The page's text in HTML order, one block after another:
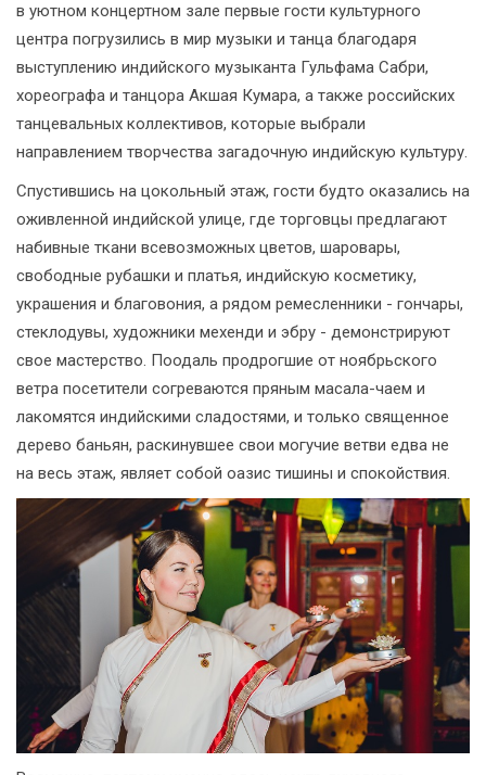
в уютном концертном зале первые гости культурного
центра погрузились в мир музыки и танца благодаря
выступлению индийского музыканта Гульфама Сабри,
хореографа и танцора Акшая Кумара, а также российских
танцевальных коллективов, которые выбрали
направлением творчества загадочную индийскую культуру.
Спустившись на цокольный этаж, гости будто оказались на
оживленной индийской улице, где торговцы предлагают
набивные ткани всевозможных цветов, шаровары,
свободные рубашки и платья, индийскую косметику,
украшения и благовония, а рядом ремесленники - гончары,
стеклодувы, художники мехенди и эбру - демонстрируют
свое мастерство. Поодаль продрогшие от ноябрьского
ветра посетители согреваются пряным масала-чаем и
лакомятся индийскими сладостями, и только священное
дерево баньян, раскинувшее свои могучие ветви едва не
на весь этаж, являет собой оазис тишины и спокойствия.